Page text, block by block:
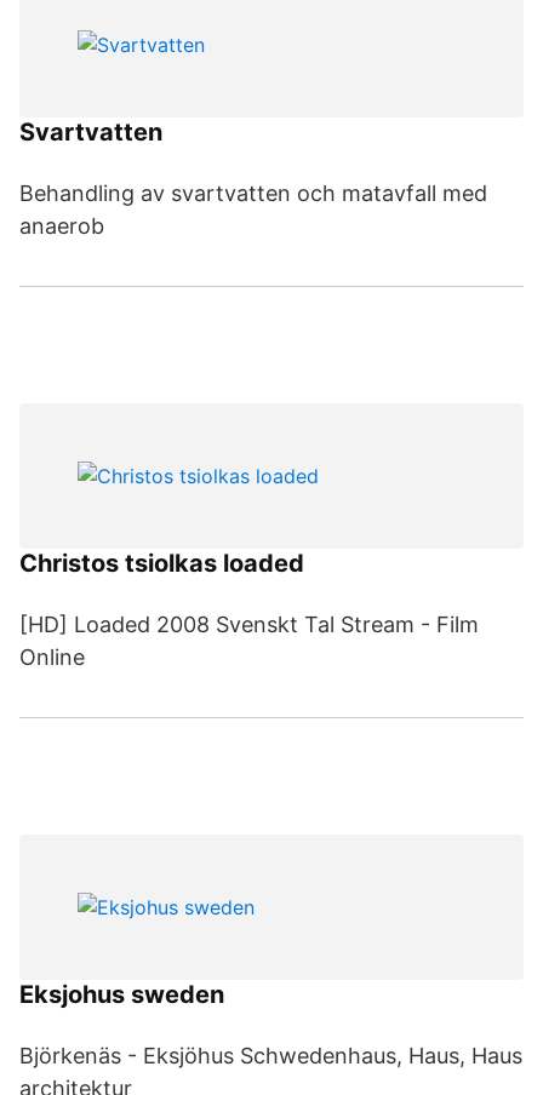
Svartvatten
Behandling av svartvatten och matavfall med
anaerob
Christos tsiolkas loaded
[HD] Loaded 2008 Svenskt Tal Stream - Film
Online
Eksjohus sweden
Björkenäs - Eksjöhus Schwedenhaus, Haus, Haus
architektur